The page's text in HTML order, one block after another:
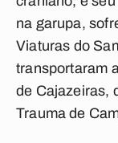
na garupa,
Viaturas do
transportaram
de Cajazeiras,
Trauma de